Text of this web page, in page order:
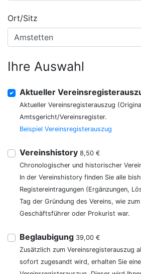
Ort/Sitz
Ihre Auswahl
Aktueller
Aktueller Vereinsregisterauszug
Amtsgericht/Vereinsregister.
Beispiel Vereinsregisterauszug
Vereinshistory 8,50 €
Chronologischer und historischer
In der Vereinshistory finden Sie alle
Registereintragungen (Ergänzungen,
Tag der Gründung des Vereins, wie
Geschäftsführer oder Prokurist war.
Beglaubigung 39,00 €
Zusätzlich zum Vereinsregisterauszug
sofort zugesandt wird, erhalten Sie